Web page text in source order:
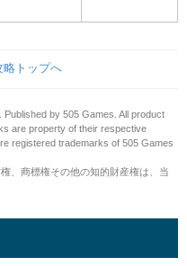
略トップへ
by 505 Games. All product
are property of their respective
registered trademarks of 505 Games
、商標権その他の知的財産権は、当